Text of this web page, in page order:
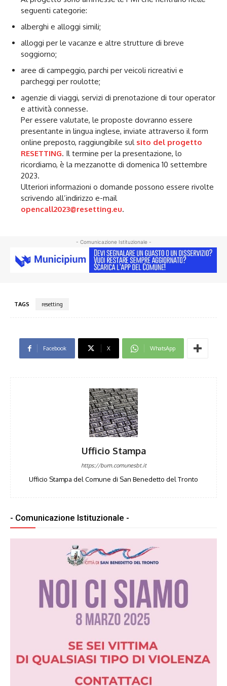
seguenti categorie:
alberghi e alloggi simili;
alloggi per le vacanze e altre strutture di breve
soggiorno;
aree di campeggio, parchi per veicoli ricreativi e
parcheggi per roulotte;
agenzie di viaggi, servizi di prenotazione di tour operator
e attività connesse.
Per essere valutate, le proposte dovranno essere
presentante in lingua inglese, inviate attraverso il form
online preposto, raggiungibile sul sito del progetto
RESETTING. Il termine per la presentazione, lo
ricordiamo, è la mezzanotte di domenica 10 settembre
2023.
Ulteriori informazioni o domande possono essere rivolte
scrivendo all’indirizzo e-mail
opencall2023@resetting.eu.
- Comunicazione Istituzionale -
TAGS resetting
Facebook X WhatsApp
Ufficio Stampa
https://bum.comunesbt.it
Ufficio Stampa del Comune di San Benedetto del Tronto
- Comunicazione Istituzionale -